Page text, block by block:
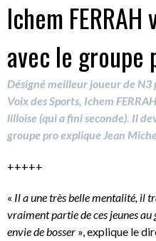
Ichem
avec le groupe
Désigné meilleur joueur de
Voix des Sports, Ichem
lilloise (qui a fini seconde). Il
groupe pro explique Jean
+++++
« Il a une très belle mentalité, il
vraiment partie de ces jeunes
envie de bosser », explique le